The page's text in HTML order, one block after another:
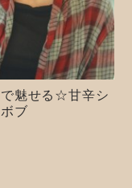
魅せる☆甘辛シ
ブ